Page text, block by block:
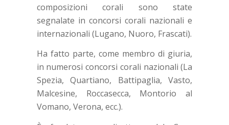
composizioni corali sono state
segnalate in concorsi corali nazionali e
internazionali (Lugano, Nuoro, Frascati).
Ha fatto parte, come membro di giuria,
in numerosi concorsi corali nazionali (La
Spezia, Quartiano, Battipaglia, Vasto,
Malcesine, Roccasecca, Montorio al
Vomano, Verona, ecc.).